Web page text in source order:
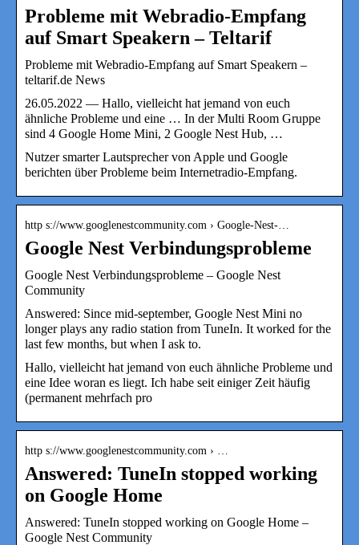
Probleme mit Webradio-Empfang
auf Smart Speakern – Teltarif
Probleme mit Webradio-Empfang auf Smart Speakern –
teltarif.de News
26.05.2022 — Hallo, vielleicht hat jemand von euch
ähnliche Probleme und eine … In der Multi Room Gruppe
sind 4 Google Home Mini, 2 Google Nest Hub, …
Nutzer smarter Lautsprecher von Apple und Google
berichten über Probleme beim Internetradio-Empfang.
http s://www.googlenestcommunity.com › Google-Nest-…
Google Nest Verbindungsprobleme
Google Nest Verbindungsprobleme – Google Nest
Community
Answered: Since mid-september, Google Nest Mini no
longer plays any radio station from TuneIn. It worked for the
last few months, but when I ask to.
Hallo, vielleicht hat jemand von euch ähnliche Probleme und
eine Idee woran es liegt. Ich habe seit einiger Zeit häufig
(permanent mehrfach pro
http s://www.googlenestcommunity.com › …
Answered: TuneIn stopped working
on Google Home
Answered: TuneIn stopped working on Google Home –
Google Nest Community